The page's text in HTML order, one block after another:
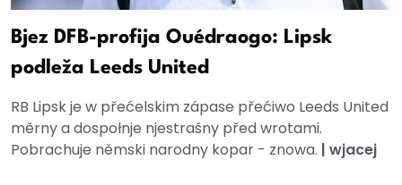
Bjez DFB-profija Ouédraogo: Lipsk
podleža Leeds United
RB Lipsk je w přećelskim zápase přećiwo Leeds United
měrny a dospołnje njestrašny před wrotami.
Pobrachuje němski narodny kopar - znowa. | wjacej